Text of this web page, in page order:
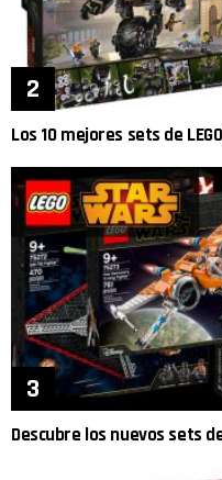
Los 10 mejores sets de
Descubre los nuevos sets